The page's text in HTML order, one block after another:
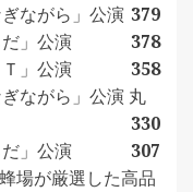
ながら」公演 379
」公演
378
」公演
358
ながら」公演 丸
330
」公演
307
場が厳選した高品